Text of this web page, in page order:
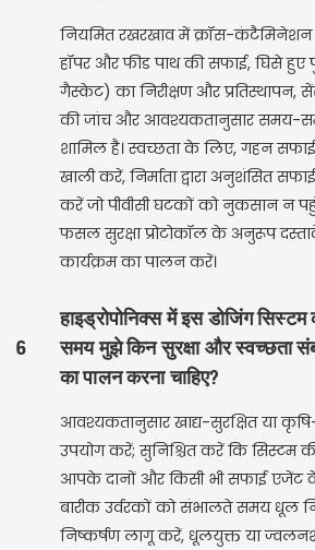
नियमित रखरखाव में क्रॉस-
हॉपर और फीड पाथ की सफाई, घिसे हुए
गैस्केट) का निरीक्षण और प्रतिस्थापन,
की जांच और आवश्यकतानुसार समय-
शामिल है। स्वच्छता के लिए, गहन
खाली करें, निर्माता द्वारा अनुशंसित
करें जो पीवीसी घटकों को नुकसान न
फसल सुरक्षा प्रोटोकॉल के अनुरूप
कार्यक्रम का पालन करें।
6
हाइड्रोपोनिक्स में इस डोजिंग
समय मुझे किन सुरक्षा और स्वच्छता
का पालन करना चाहिए?
आवश्यकतानुसार खाद्य-सुरक्षित या
उपयोग करें; सुनिश्चित करें कि सिस्टम
आपके दानों और किसी भी सफाई एजेंट
बारीक उर्वरकों को संभालते समय धूल
निष्कर्षण लागू करें, धूलयुक्त या